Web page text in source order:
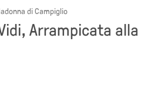
di Campiglio
Arrampicata alla